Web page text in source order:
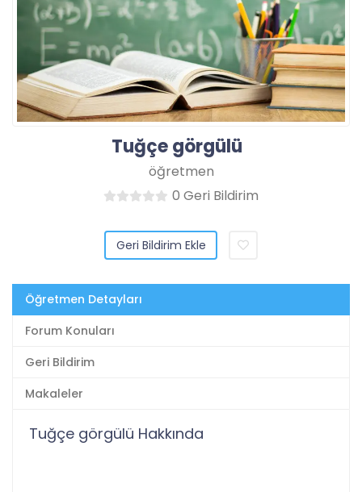
Tuğçe görgülü
öğretmen
0 Geri Bildirim
Geri Bildirim Ekle
Öğretmen Detayları
Forum Konuları
Geri Bildirim
Makaleler
Tuğçe görgülü Hakkında